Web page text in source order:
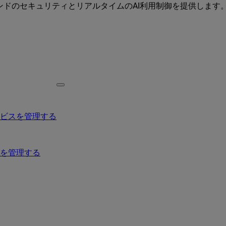
のセキュリティとリアルタイムのAI利用制御を提供します。
スを管理する
管理する